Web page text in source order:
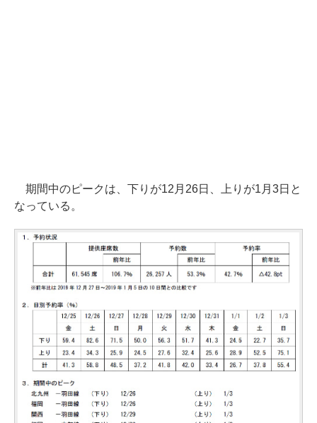
期間中のピークは、下りが12月26日、上りが1月3日と
なっている。